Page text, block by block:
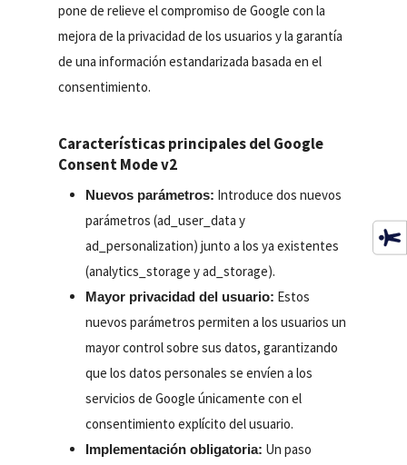
pone de relieve el compromiso de Google con la
mejora de la privacidad de los usuarios y la garantía
de una información estandarizada basada en el
consentimiento.
Características principales del Google
Consent Mode v2
Nuevos parámetros: Introduce dos nuevos
parámetros (ad_user_data y
ad_personalization) junto a los ya existentes
(analytics_storage y ad_storage).
Mayor privacidad del usuario: Estos
nuevos parámetros permiten a los usuarios un
mayor control sobre sus datos, garantizando
que los datos personales se envíen a los
servicios de Google únicamente con el
consentimiento explícito del usuario.
Implementación obligatoria: Un paso